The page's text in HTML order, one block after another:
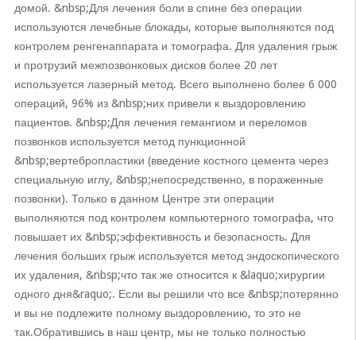
домой. &nbsp;Для лечения боли в спине без операции
используются лечебные блокады, которые выполняются под
контролем ренгенаппарата и томографа. Для удаления грыж
и протрузий межпозвонковых дисков более 20 лет
используется лазерный метод. Всего выполнено более 6 000
операций, 96% из &nbsp;них привели к выздоровлению
пациентов. &nbsp;Для лечения гемангиом и переломов
позвонков используется метод пункционной
&nbsp;вертебропластики (введение костного цемента через
специальную иглу, &nbsp;непосредственно, в пораженные
позвонки). Только в данном Центре эти операции
выполняются под контролем компьютерного томографа, что
повышает их &nbsp;эффективность и безопасность. Для
лечения больших грыж используется метод эндоскопического
их удаления, &nbsp;что так же относится к &laquo;хирургии
одного дня&raquo;. Если вы решили что все &nbsp;потерянно
и вы не подлежите полному выздоровлению, то это не
так.Обратившись в наш центр, мы не только полностью